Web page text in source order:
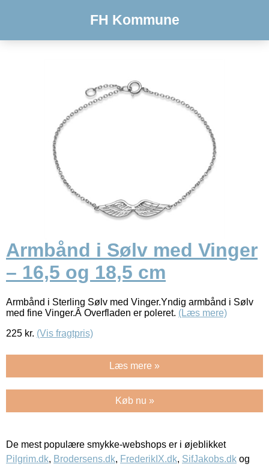
FH Kommune
Armbånd i Sølv med Vinger
– 16,5 og 18,5 cm
Armbånd i Sterling Sølv med Vinger.Yndig armbånd i Sølv
med fine Vinger.Â Overfladen er poleret. (Læs mere)
225 kr. (Vis fragtpris)
Læs mere »
Køb nu »
De mest populære smykke-webshops er i øjeblikket
Pilgrim.dk, Brodersens.dk, FrederikIX.dk, SifJakobs.dk og